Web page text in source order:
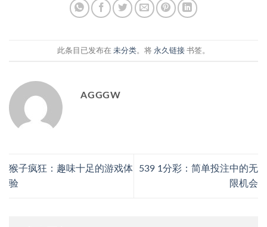
此条目已发布在 未分类。将 永久链接 书签。
AGGGW
猴子疯狂：趣味十足的游戏体
验
539 1分彩：简单投注中的无
限机会